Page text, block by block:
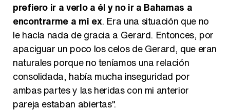
prefiero ir a verlo a él y no ir a Bahamas a
encontrarme a mi ex. Era una situación que no
le hacía nada de gracia a Gerard. Entonces, por
apaciguar un poco los celos de Gerard, que eran
naturales porque no teníamos una relación
consolidada, había mucha inseguridad por
ambas partes y las heridas con mi anterior
pareja estaban abiertas".